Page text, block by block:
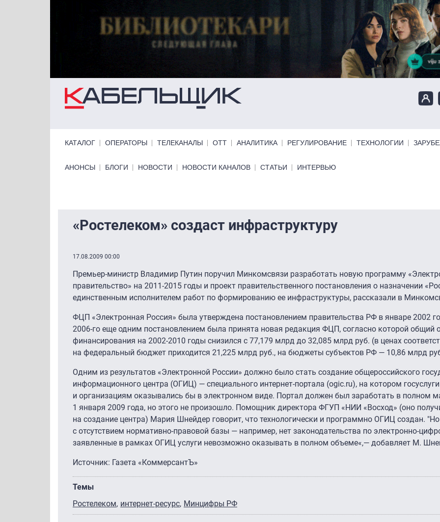
КАТАЛОГ ОПЕРАТОРЫ ТЕЛЕКАНАЛЫ ОТТ АНАЛИТИКА РЕГУЛИРОВАНИЕ ТЕХНОЛОГИИ
Primary links bottom
АНОНСЫ БЛОГИ НОВОСТИ НОВОСТИ КАНАЛОВ СТАТЬИ ИНТЕРВЬЮ
«Ростелеком» создаст инфраструктуру
17.08.2009 00:00
Премьер-министр Владимир Путин поручил Минкомсвязи разработать новую программу
правительство» на 2011-2015 годы и проект правительственного постановления о назначении
единственным исполнителем работ по формированию ее инфраструктуры, рассказали в
ФЦП «Электронная Россия» была утверждена постановлением правительства РФ в январе 2002
2006-го еще одним постановлением была принята новая редакция ФЦП, согласно которой общий
финансирования на 2002-2010 годы снизился с 77,179 млрд до 32,085 млрд руб. (в ценах
на федеральный бюджет приходится 21,225 млрд руб., на бюджеты субъектов РФ — 10,86 млрд
Одним из результатов «Электронной России» должно было стать создание общероссийского
информационного центра (ОГИЦ) — специального интернет-портала (ogic.ru), на котором
и организациям оказывались бы в электронном виде. Портал должен был заработать в полном
1 января 2009 года, но этого не произошло. Помощник директора ФГУП «НИИ «Восход» (оно
на создание центра) Мария Шнейдер говорит, что технологически и программно ОГИЦ создан. "Но
с отсутствием нормативно-правовой базы — например, нет законодательства по электронно-
заявленные в рамках ОГИЦ услуги невозможно оказывать в полном объеме«,— добавляет М.
Источник: Газета «КоммерсантЪ»
Темы
Ростелеком интернет-ресурс Минцифры РФ